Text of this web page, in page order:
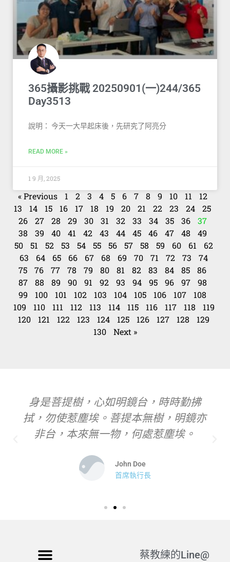
365攝影挑戰 20250901(一)244/365
Day3513
說明： 今天一大早起床後，先研究了阿亮分
READ MORE »
1 9 月, 2025
« Previous 1 2 3 4 5 6 7 8 9 10 11
12
13
14 15 16 17 18 19 20 21 22 23 24
25
26
27 28 29 30 31 32 33 34 35 36
37
38
39 40 41 42 43 44 45 46 47 48
49
50
51 52 53 54 55 56 57 58 59 60 61
62
63
64 65 66 67 68 69 70 71 72 73
74
75
76 77 78 79 80 81 82 83 84 85
86
87
88 89 90 91 92 93 94 95 96 97
98
99
100 101 102 103 104 105 106 107
108
109
110 111 112 113 114 115 116 117 118
119
120
121 122 123 124 125 126 127 128
129
130
Next »
身是菩提樹，心如明鏡台，時時勤拂
拭，勿使惹塵埃。菩提本無樹，明鏡亦
非台，本來無一物，何處惹塵埃。
John Doe
首席執行長
蔡教練的Line@